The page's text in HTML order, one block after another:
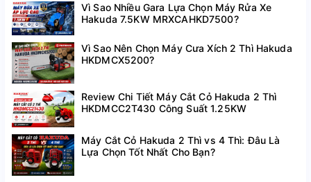
Vì Sao Nhiều Gara Lựa Chọn Máy Rửa Xe
Hakuda 7.5KW MRXCAHKD7500?
Vì Sao Nên Chọn Máy Cưa Xích 2 Thì Hakuda
HKDMCX5200?
Review Chi Tiết Máy Cắt Cỏ Hakuda 2 Thì
HKDMCC2T430 Công Suất 1.25KW
Máy Cắt Cỏ Hakuda 2 Thì vs 4 Thì: Đâu Là
Lựa Chọn Tốt Nhất Cho Bạn?